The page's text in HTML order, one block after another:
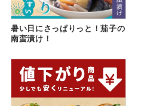
暑い日にさっぱりっと！茄子の
南蛮漬け！